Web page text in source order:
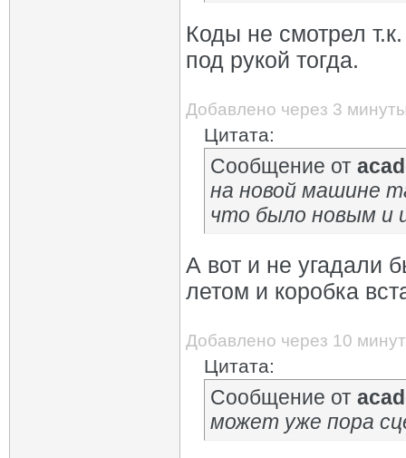
Коды не смотрел
под рукой тогда.
Добавлено через 3
Цитата:
Сообщение от
на новой машине
что было новым и
А вот и не угадали
летом и коробка
Добавлено через 10 минут
Цитата:
Сообщение от
может уже пора